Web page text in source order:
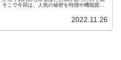
そこで今回は、人気の秘密を特徴や機能面、
サー付きで壁掛けや床置きにも対応した最新
ファンヒーターが気になってる方も、ぜひ参
2022.11.26